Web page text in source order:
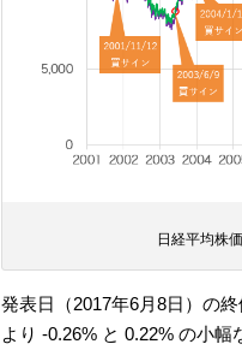
日経平均株
発表日（2017年6月8日）の
より -0.26% と 0.22% の小幅